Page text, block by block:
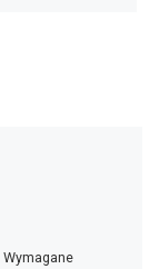
Wymagane